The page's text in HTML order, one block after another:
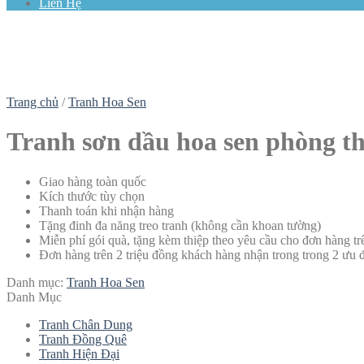
Liên Hệ
Trang chủ / Tranh Hoa Sen
Tranh sơn dầu hoa sen phòng
Giao hàng toàn quốc
Kích thước tùy chọn
Thanh toán khi nhận hàng
Tặng đinh đa năng treo tranh (không cần khoan tường)
Miễn phí gói quà, tặng kèm thiệp theo yêu cầu cho đơn hàng
Đơn hàng trên 2 triệu đồng khách hàng nhận trong trong 2 ưu
Danh mục: Tranh Hoa Sen
Danh Mục
Tranh Chân Dung
Tranh Đồng Quê
Tranh Hiện Đại